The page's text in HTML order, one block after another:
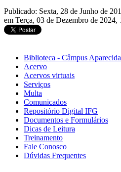
Publicado: Sexta, 28 de Junho de
em Terça, 03 de Dezembro de 2024,
Biblioteca - Câmpus
Acervo
Acervos virtuais
Serviços
Multa
Comunicados
Repositório Digital IFG
Documentos e Formulários
Dicas de Leitura
Treinamento
Fale Conosco
Dúvidas Frequentes